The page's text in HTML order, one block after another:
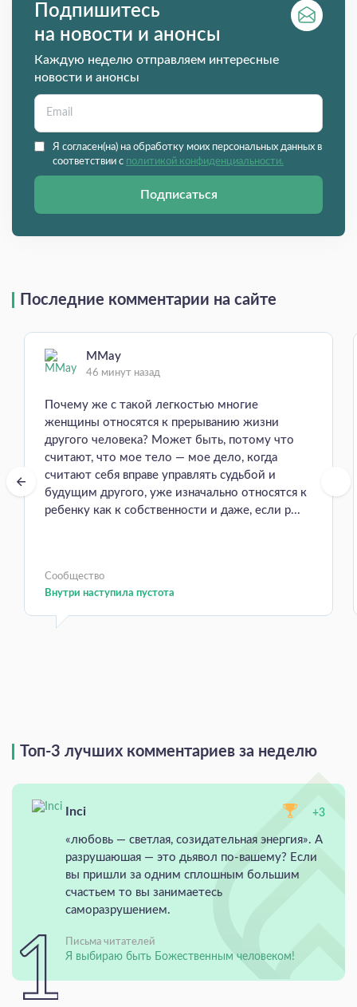
Подпишитесь
на новости и анонсы
Каждую неделю отправляем интересные
новости и анонсы
Я согласен(на) на обработку моих персональных данных в
соответствии с политикой конфиденциальности.
Подписаться
Последние комментарии на сайте
MMay
46 минут назад
Почему же с такой легкостью многие
женщины относятся к прерыванию жизни
другого человека? Может быть, потому что
считают, что мое тело — мое дело, когда
считают себя вправе управлять судьбой и
будущим другого, уже изначально относятся к
ребенку как к собственности и даже, если р...
Сообщество
Внутри наступила пустота
Топ-3 лучших комментариев за неделю
Inci +3
«любовь — светлая, созидательная энергия». А
разрушаюшая — это дьявол по-вашему? Если
вы пришли за одним сплошным большим
счастьем то вы занимаетесь
саморазрушением.
Письма читателей
Я выбираю быть Божественным человеком!